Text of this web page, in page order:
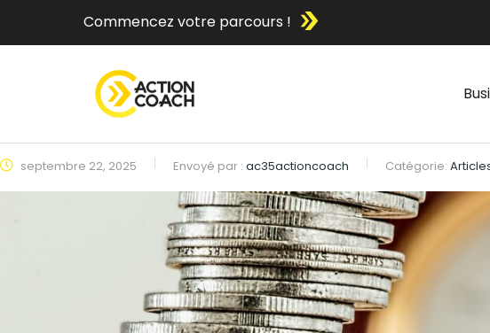
Commencez votre parcours !
septembre 22, 2025 Envoyé par : ac35actioncoach Catégorie: